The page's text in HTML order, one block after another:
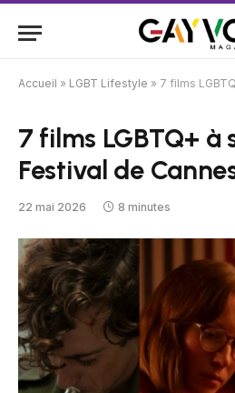
Accueil » LGBT Lifestyle » 7 films LGBTQ+
7 films LGBTQ+ à
Festival de
22 mai 2026 8 minutes